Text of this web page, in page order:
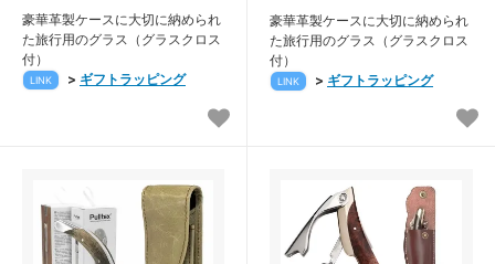
豪華革製ケースに大切に納められ
た旅行用のグラス（グラスクロス
付）
LINK > ギフトラッピング
豪華革製ケースに大切に納められ
た旅行用のグラス（グラスクロス
付）
LINK > ギフトラッピング